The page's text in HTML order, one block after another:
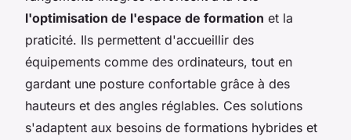
l'optimisation de l'espace de formation et la
praticité. Ils permettent d'accueillir des
équipements comme des ordinateurs, tout en
gardant une posture confortable grâce à des
hauteurs et des angles réglables. Ces solutions
s'adaptent aux besoins de formations hybrides et